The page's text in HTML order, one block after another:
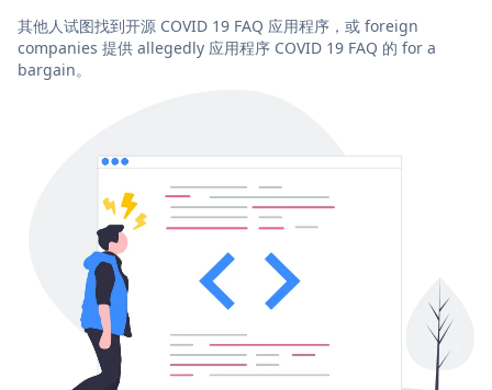
其他人试图找到开源 COVID 19 FAQ 应用程序，或 foreign
companies 提供 allegedly 应用程序 COVID 19 FAQ 的 for a
bargain。